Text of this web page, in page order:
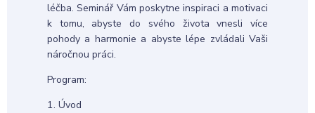
léčba. Seminář Vám poskytne inspiraci a motivaci
k tomu, abyste do svého života vnesli více
pohody a harmonie a abyste lépe zvládali Vaši
náročnou práci.
Program:
1. Úvod